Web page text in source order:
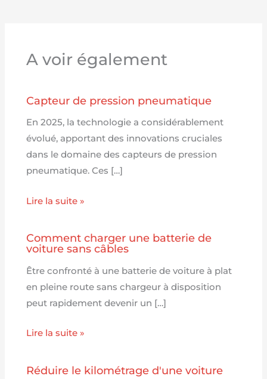
A voir également
Capteur de pression pneumatique
En 2025, la technologie a considérablement
évolué, apportant des innovations cruciales
dans le domaine des capteurs de pression
pneumatique. Ces […]
Lire la suite »
Comment charger une batterie de
voiture sans câbles
Être confronté à une batterie de voiture à plat
en pleine route sans chargeur à disposition
peut rapidement devenir un […]
Lire la suite »
Réduire le kilométrage d'une voiture